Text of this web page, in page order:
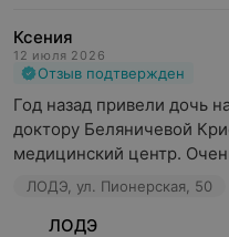
Ксения
12 июля 2026
Отзыв подтвержден
Год назад привели дочь
доктору Беляничевой
медицинский центр.
ЛОДЭ, ул. Пионерская, 50
ЛОДЭ